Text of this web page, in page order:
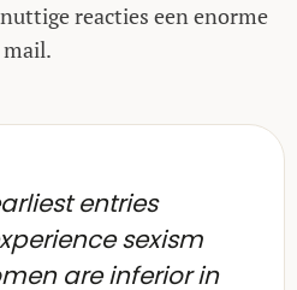
reacties een enorme
entries
sexism
are inferior in